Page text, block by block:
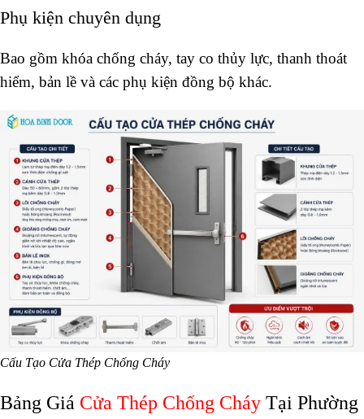
Phụ kiện chuyên dụng
Bao gồm khóa chống cháy, tay co thủy lực, thanh thoát
hiểm, bản lề và các phụ kiện đồng bộ khác.
Cấu Tạo Cửa Thép Chống Cháy
Bảng Giá Cửa Thép Chống Cháy Tại Phường